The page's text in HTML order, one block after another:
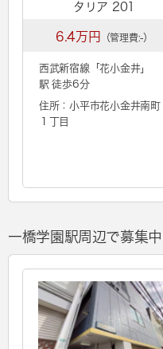
タリア 201
6.4万円 （管理費:-）
西武新宿線「花小金井」
駅 徒歩6分
住所：小平市花小金井南町
１丁目
一橋学園駅周辺で募集